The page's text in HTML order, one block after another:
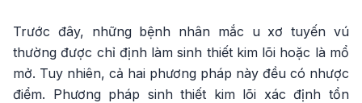
Trước đây, những bệnh nhân mắc u xơ tuyến vú
thường được chỉ định làm sinh thiết kim lõi hoặc là mổ
mở. Tuy nhiên, cả hai phương pháp này đều có nhược
điểm. Phương pháp sinh thiết kim lõi xác định tổn